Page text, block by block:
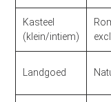
Kasteel
(klein/intiem)
Landgoed